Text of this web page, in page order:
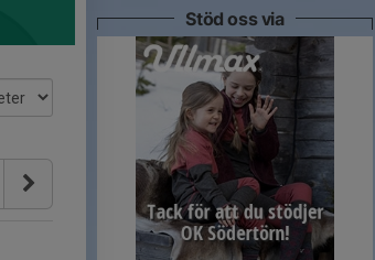
Stöd oss via